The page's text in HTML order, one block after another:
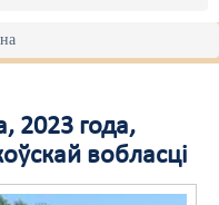
2023 года,
вобласці